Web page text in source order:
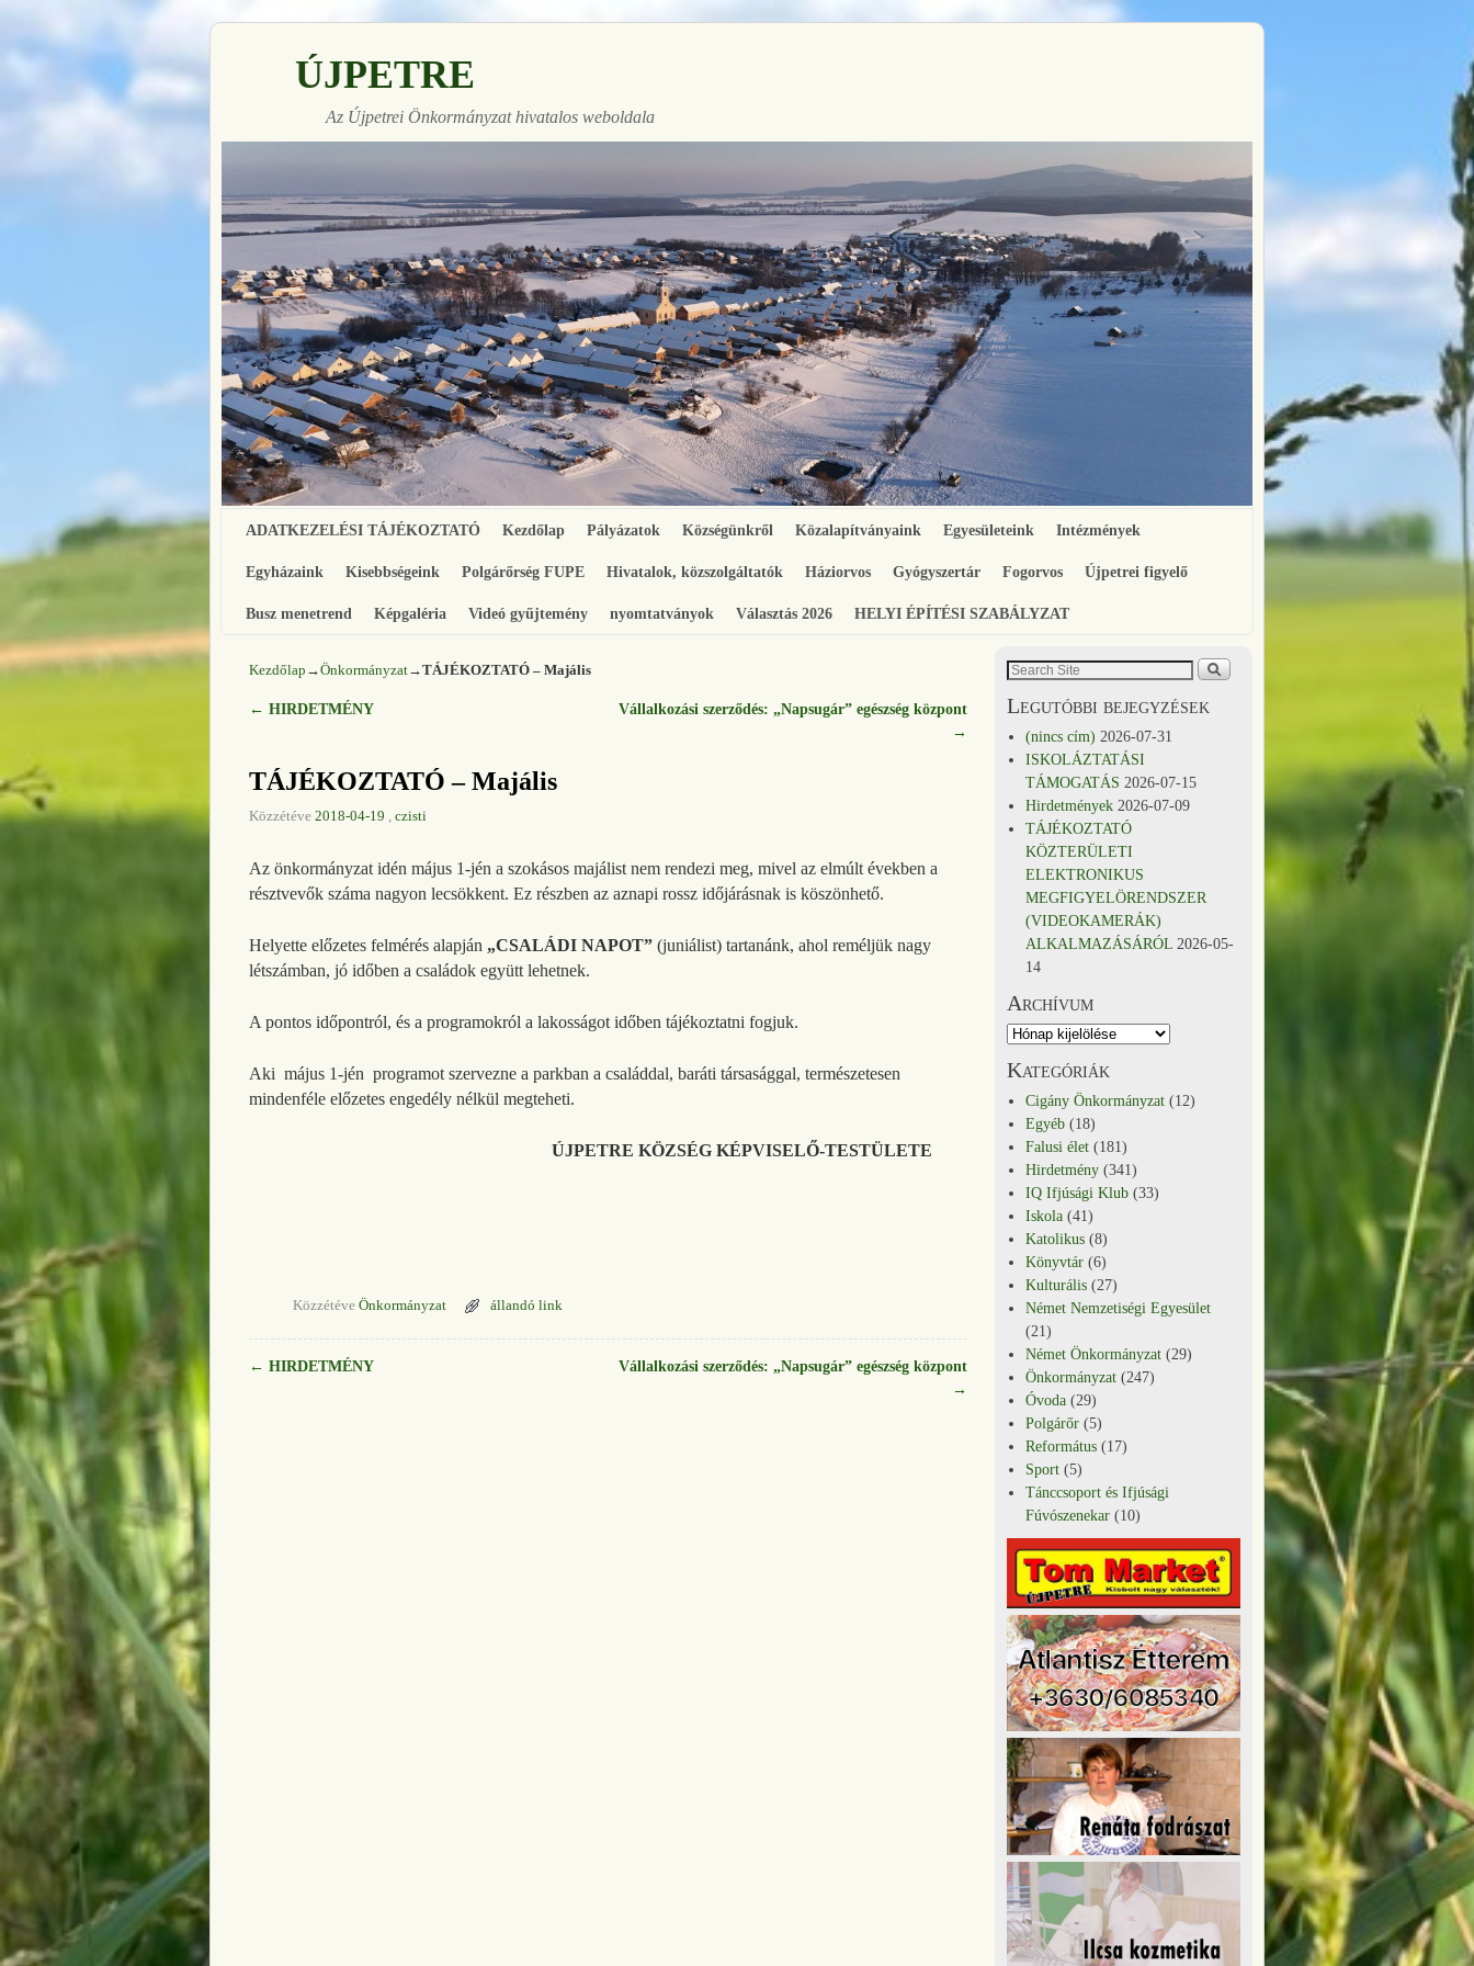
ÚJPETRE
Az Újpetrei Önkormányzat hivatalos weboldala
ADATKEZELÉSI TÁJÉKOZTATÓ Kezdőlap Pályázatok Községünkről Közalapítványaink Egyesületeink Intézmények
Egyházaink Kisebbségeink Polgárőrség FUPE Hivatalok, közszolgáltatók Háziorvos Gyógyszertár Fogorvos Újpetrei figyelő
Busz menetrend Képgaléria Videó gyűjtemény nyomtatványok Választás 2026 HELYI ÉPÍTÉSI SZABÁLYZAT
Kezdőlap →Önkormányzat→TÁJÉKOZTATÓ – Majális
Bejegyzés navigáció
← HIRDETMÉNY
Vállalkozási szerződés: „Napsugár” egészség központ
→
TÁJÉKOZTATÓ – Majális
Közzétéve 2018-04-19 , czisti
Az önkormányzat idén május 1-jén a szokásos majálist nem rendezi meg, mivel az elmúlt években a
résztvevők száma nagyon lecsökkent. Ez részben az aznapi rossz időjárásnak is köszönhető.
Helyette előzetes felmérés alapján „CSALÁDI NAPOT” (juniálist) tartanánk, ahol reméljük nagy
létszámban, jó időben a családok együtt lehetnek.
A pontos időpontról, és a programokról a lakosságot időben tájékoztatni fogjuk.
Aki május 1-jén programot szervezne a parkban a családdal, baráti társasággal, természetesen
mindenféle előzetes engedély nélkül megteheti.
ÚJPETRE KÖZSÉG KÉPVISELŐ-TESTÜLETE
Közzétéve Önkormányzat állandó link
Bejegyzés navigáció
← HIRDETMÉNY
Vállalkozási szerződés: „Napsugár” egészség központ
→
Legutóbbi bejegyzések
(nincs cím) 2026-07-31
ISKOLÁZTATÁSI
TÁMOGATÁS 2026-07-15
Hirdetmények 2026-07-09
TÁJÉKOZTATÓ
KÖZTERÜLETI
ELEKTRONIKUS
MEGFIGYELÖRENDSZER
(VIDEOKAMERÁK)
ALKALMAZÁSÁRÓL 2026-05-
14
Archívum
Kategóriák
Cigány Önkormányzat (12)
Egyéb (18)
Falusi élet (181)
Hirdetmény (341)
IQ Ifjúsági Klub (33)
Iskola (41)
Katolikus (8)
Könyvtár (6)
Kulturális (27)
Német Nemzetiségi Egyesület
(21)
Német Önkormányzat (29)
Önkormányzat (247)
Óvoda (29)
Polgárőr (5)
Református (17)
Sport (5)
Tánccsoport és Ifjúsági
Fúvószenekar (10)
Made with
FLARE
More Info